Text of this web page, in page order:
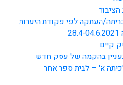
הציבור
העתקה לפי פקודת היערות
קיים
בהקמה של עסק חדש
א' – לבית ספר אחר